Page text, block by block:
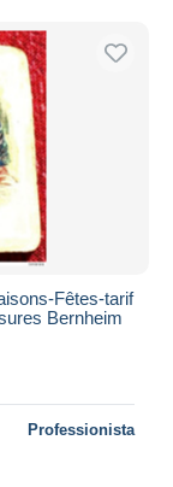
Fêtes-tarif
Bernheim
Professionista